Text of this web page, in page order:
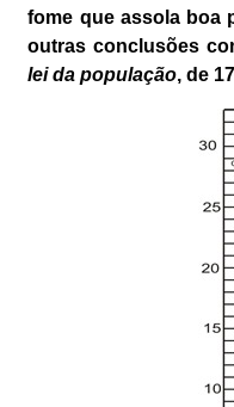
fome que assola boa
outras conclusões
lei da população, de